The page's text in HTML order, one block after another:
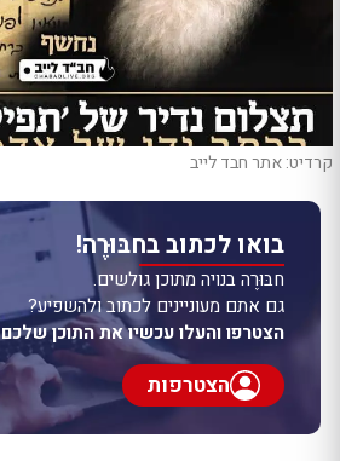
קרדיט: אתר חבד לייב
בואו לכתוב בחבּוּרֶה!
חבּוּרֶה בנויה מתוכן גולשים.
גם אתם מעוניינים לכתוב ולהשפיע?
הצטרפו והעלו עכשיו את התוכן שלכם
הצטרפות